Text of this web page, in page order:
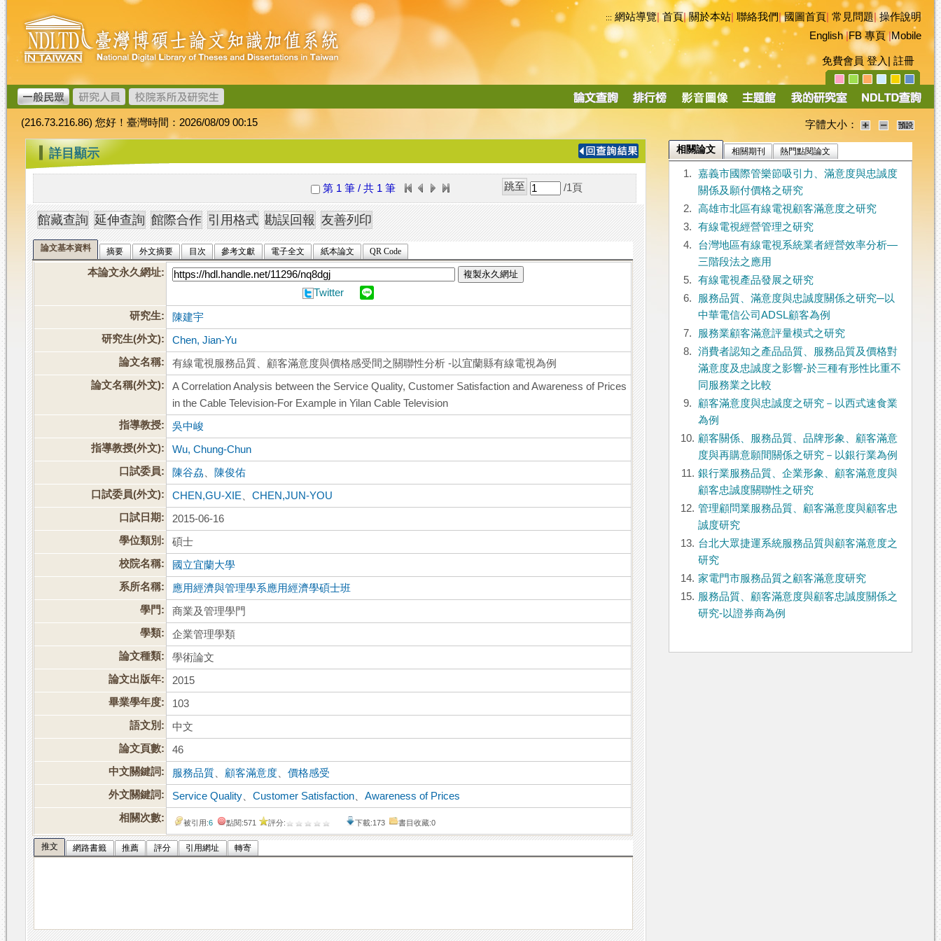
跳
到
主
要
內
容
臺
灣
博
碩
士
論
文
加
值
系
統
::: 網站導覽|首頁|關於本站 聯絡我們|國圖首頁 常見問題|操作說明
English|FB 專頁|Mobile
免費會員 登入 註冊
導
(216.73.216.86) 您好！臺灣時間：2026/08/09 00:15 字體大小：
::: 詳目顯示
第 1 筆 / 共 1 筆 /1 頁
論文基本資料 摘要 外文摘要 目次 參考文獻 電子全文 紙本論文 QR Code
本論文永久網址: 複製永久網址
Twitter
研究生:
陳建宇
研究生(外文):
Chen, Jian-Yu
論文名稱:
有線電視服務品質、顧客滿意度與價格感受間之關聯性分析 -以宜蘭縣有線電視為例
論文名稱(外文):
A Correlation Analysis between the Service Quality, Customer Satisfaction and Awareness of Prices
in the Cable Television-For Example in Yilan Cable Television
指導教授:
吳中峻
指導教授(外文):
Wu, Chung-Chun
口試委員:
陳谷劦
陳俊佑
口試委員(外文):
CHEN,GU-XIE 、CHEN,JUN-YOU
口試日期:
2015-06-16
學位類別:
碩士
校院名稱:
國立宜蘭大學
系所名稱:
應用經濟與管理學系應用經濟學碩士班
學門:
商業及管理學門
學類:
企業管理學類
論文種類:
學術論文
論文出版年:
2015
畢業學年度:
103
語文別:
中文
論文頁數:
46
中文關鍵詞:
服務品質 顧客滿意度 、價格感受
外文關鍵詞:
Service Quality 、Customer Satisfaction 、Awareness of Prices
相關次數:
被引用:6 點閱:571 評分: 下載:173 書目收藏:0
推文 網路書籤 推薦 評分 引用網址 轉寄
相關論文 相關期刊 熱門點閱論文
1.
嘉義市國際管樂節吸引力、滿意度與忠誠度
關係及願付價格之研究
2.
高雄市北區有線電視顧客滿意度之研究
3.
有線電視經營管理之研究
4.
台灣地區有線電視系統業者經營效率分析—
三階段法之應用
5.
有線電視產品發展之研究
6.
服務品質、滿意度與忠誠度關係之研究─以
中華電信公司ADSL顧客為例
7.
服務業顧客滿意評量模式之研究
8.
消費者認知之產品品質、服務品質及價格對
滿意度及忠誠度之影響-於三種有形性比重不
同服務業之比較
9.
顧客滿意度與忠誠度之研究－以西式速食業
為例
10. 顧客關係、服務品質、品牌形象、顧客滿意
度與再購意願間關係之研究－以銀行業為例
11. 銀行業服務品質、企業形象、顧客滿意度與
顧客忠誠度關聯性之研究
12. 管理顧問業服務品質、顧客滿意度與顧客忠
誠度研究
13. 台北大眾捷運系統服務品質與顧客滿意度之
研究
14. 家電門市服務品質之顧客滿意度研究
15. 服務品質、顧客滿意度與顧客忠誠度關係之
研究-以證券商為例